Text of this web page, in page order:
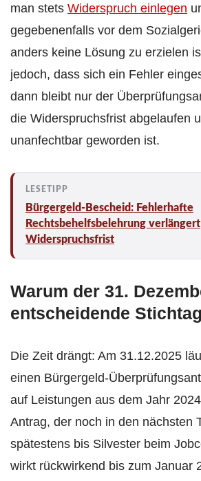
man stets Widerspruch einlegen
gegebenenfalls vor dem
anders keine Lösung zu erzielen
jedoch, dass sich ein Fehler
dann bleibt nur der
die Widerspruchsfrist abgelaufen
unanfechtbar geworden ist.
Bürgergeld-Bescheid: Fehlerhafte
Rechtsbehelfsbelehrung verlängert
Widerspruchsfrist
Warum der 31.
entscheidende
Die Zeit drängt: Am 31.12.2025
einen Bürgergeld-
auf Leistungen aus dem Jahr
Antrag, der noch in den nächsten
spätestens bis Silvester beim
wirkt rückwirkend bis zum Januar